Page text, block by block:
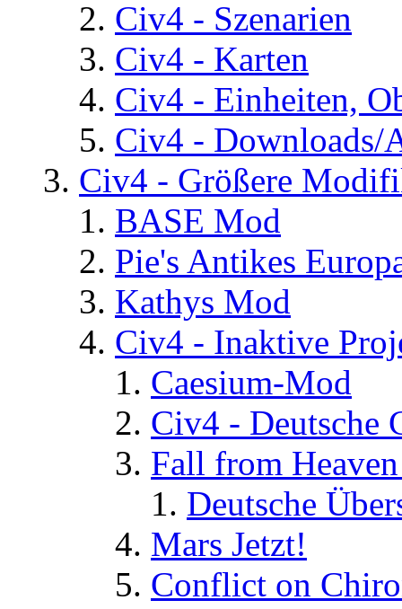
Civ4 - Szenarien
Civ4 - Karten
Civ4 - Einheiten,
Civ4 - Downloads/
Civ4 - Größere
BASE Mod
Pie's Antikes
Kathys Mod
Civ4 - Inaktive
Caesium-Mod
Civ4 - Deutsche
Fall from
Deutsche
Mars Jetzt!
Conflict on